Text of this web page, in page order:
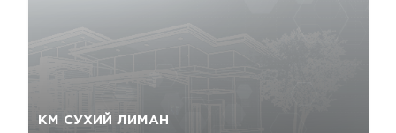
КМ СУХИЙ ЛИМАН